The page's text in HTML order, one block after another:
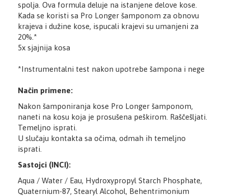
spolja. Ova formula deluje na istanjene delove kose.
Kada se koristi sa Pro Longer šamponom za obnovu
krajeva i dužine kose, ispucali krajevi su umanjeni za
20%.*
5x sjajnija kosa
*Instrumentalni test nakon upotrebe šampona i nege
Način primene:
Nakon šamponiranja kose Pro Longer šamponom,
naneti na kosu koja je prosušena peškirom. Raščešljati.
Temeljno isprati.
U slučaju kontakta sa očima, odmah ih temeljno
isprati.
Sastojci (INCI):
Aqua / Water / Eau, Hydroxypropyl Starch Phosphate,
Quaternium-87, Stearyl Alcohol, Behentrimonium